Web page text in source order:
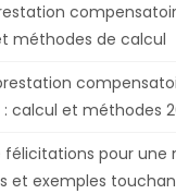
méthodes de calcul
: calcul et méthodes
félicitations pour une
et exemples